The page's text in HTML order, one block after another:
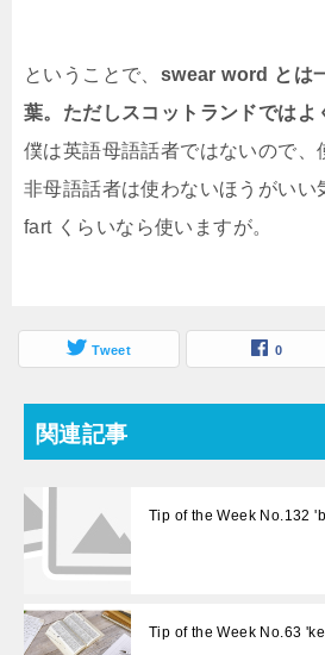
ということで、 swear word とは
葉。ただしスコットランドではよ
僕は英語母語話者ではないので、
非母語話者は使わないほうがいい
fart くらいなら使いますが。
Tweet 0
関連記事
Tip of the Week No.132
Tip of the Week No.63